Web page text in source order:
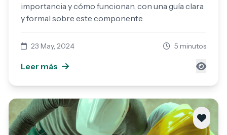
importancia y cómo funcionan, con una guía clara
y formal sobre este componente.
23 May, 2024 5 minutos
Leer más